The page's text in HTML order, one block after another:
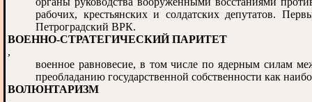
рабочих, крестьянских и солдатских депутатов.
Петроградский ВРК.
ВОЕННО-СТРАТЕГИЧЕСКИЙ ПАРИТЕТ
,
военное равновесие, в том числе по ядерным
преобладанию государственной собственности как
ВОЛЮНТАРИЗМ